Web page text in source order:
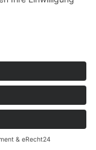
– Ulrike